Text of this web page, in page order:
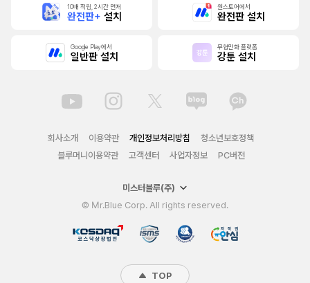
10배 적립, 2시간 먼저
완전판+ 설치
원스토어에서
완전판 설치
Google Play에서
일반판 설치
무협만화 플랫폼
강툰 설치
회사소개 이용약관 개인정보처리방침
청소년보호정책
블루머니이용약관
고객센터 사업자정보 PC버전
미스터블루(주)
© Mr.Blue Corp. All rights reserved.
TOP